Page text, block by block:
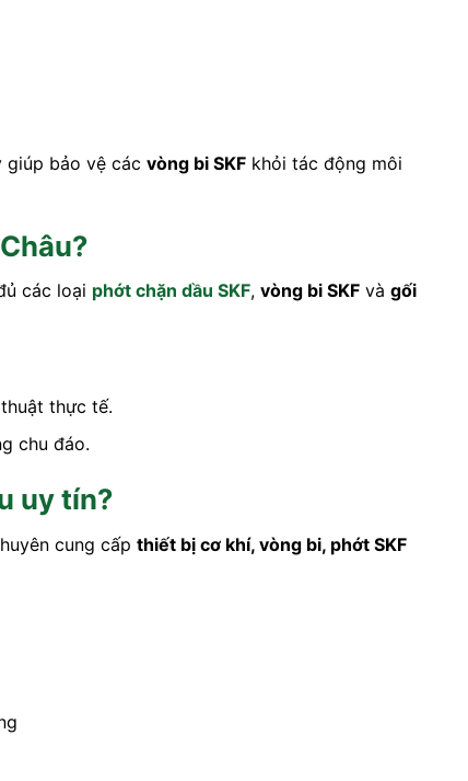
bảo vệ các vòng bi SKF khỏi tác động môi
các loại phớt chặn dầu SKF, vòng bi SKF và gối
thực tế.
chu đáo.
uy tín?
cung cấp thiết bị cơ khí, vòng bi, phớt SKF